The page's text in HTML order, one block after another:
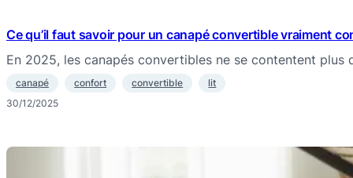
Ce qu’il faut savoir pour un canapé convertible vraiment
En 2025, les canapés convertibles ne se contentent plus
canapé confort convertible
lit
30/12/2025